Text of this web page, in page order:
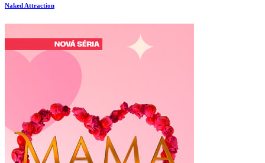
Naked Attraction